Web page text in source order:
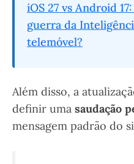
iOS 27 vs Android
guerra da
telemóvel?
Além disso, a
definir uma saudação
mensagem padrão do